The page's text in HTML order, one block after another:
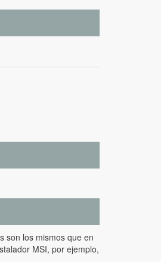
son los mismos que en
MSI, por ejemplo,